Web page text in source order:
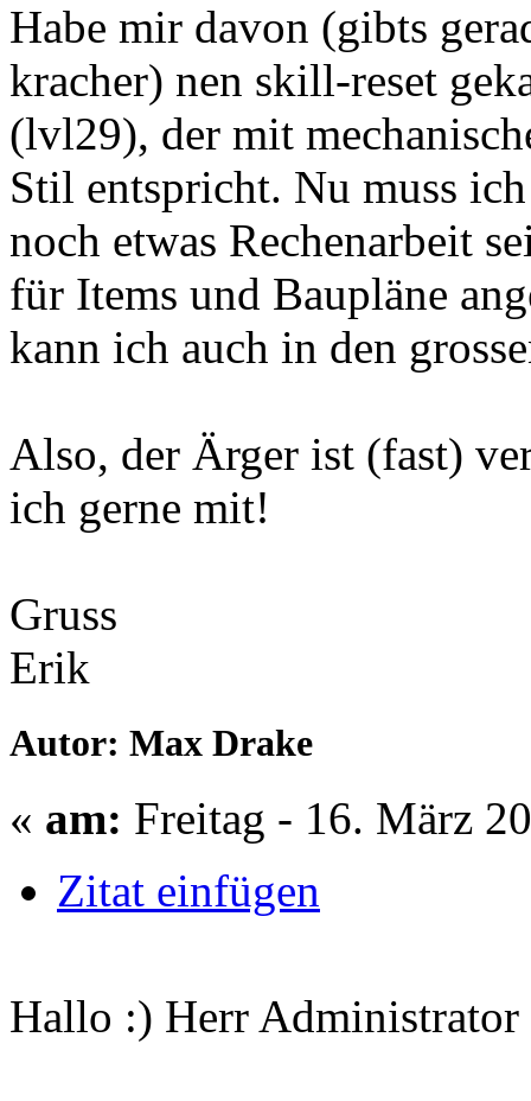
Habe mir davon (gibts
kracher) nen skill-reset
(lvl29), der mit
Stil entspricht. Nu muss
noch etwas Rechenarbeit
für Items und Baupläne
kann ich auch in den
Also, der Ärger ist (fast)
ich gerne mit!
Gruss
Erik
Autor: Max Drake
« am: Freitag - 16. März
Zitat einfügen
Hallo :) Herr Administrator